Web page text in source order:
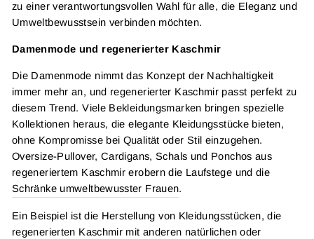
zu einer verantwortungsvollen Wahl für alle, die Eleganz und
Umweltbewusstsein verbinden möchten.
Damenmode und regenerierter Kaschmir
Die Damenmode nimmt das Konzept der Nachhaltigkeit
immer mehr an, und regenerierter Kaschmir passt perfekt zu
diesem Trend. Viele Bekleidungsmarken bringen spezielle
Kollektionen heraus, die elegante Kleidungsstücke bieten,
ohne Kompromisse bei Qualität oder Stil einzugehen.
Oversize-Pullover, Cardigans, Schals und Ponchos aus
regeneriertem Kaschmir erobern die Laufstege und die
Schränke umweltbewusster Frauen.
Ein Beispiel ist die Herstellung von Kleidungsstücken, die
regenerierten Kaschmir mit anderen natürlichen oder